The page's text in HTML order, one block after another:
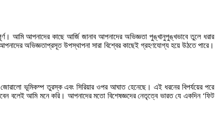
আমি আপনাদের কাছে আর্জি জানাব আপনাদের অভিজ্ঞতা পুঙ্খানুপুঙ্খভাবে তুলে ধরার
অভিজ্ঞতাপ্রসূত উপস্থাপনা সারা বিশ্বের কাছেই গ্রহণযোগ্য হয়ে উঠতে পারে।
ভূমিকম্প তুরস্ক এবং সিরিয়ার ওপর আঘাত হেনেছে। এই ধরনের বিপর্যয়ের পরে
বলেই আমি মনে করি। আপনাদের মতো বিশেষজ্ঞদের নেতৃত্বে ভারত যে একদিন ‘ফিট